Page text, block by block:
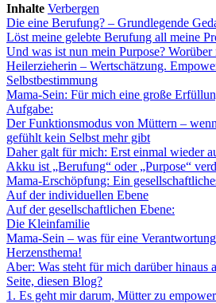
Und
warum?
Inhalte Verbergen
Die eine Berufung? – Grundlegende
Löst meine gelebte Berufung all meine
Und was ist nun mein Purpose?
Heilerzieherin – Wertschätzung.
Selbstbestimmung
Mama-Sein: Für mich eine große
Aufgabe:
Der Funktionsmodus von Müttern –
gefühlt kein Selbst mehr gibt
Daher galt für mich: Erst einmal wieder
Akku ist „Berufung“ oder „Purpose“
Mama-Erschöpfung: Ein
Auf der individuellen Ebene
Auf der gesellschaftlichen Ebene:
Die Kleinfamilie
Mama-Sein – was für eine
Herzensthema!
Aber: Was steht für mich darüber hinaus
Seite, diesen Blog?
1. Es geht mir darum, Mütter zu